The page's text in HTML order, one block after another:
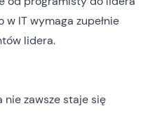
IT wymaga zupełnie
lidera.
zawsze staje się